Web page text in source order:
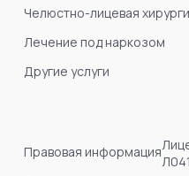
Челюстно-лицевая
Лечение под наркозом
Другие услуги
Правовая информация